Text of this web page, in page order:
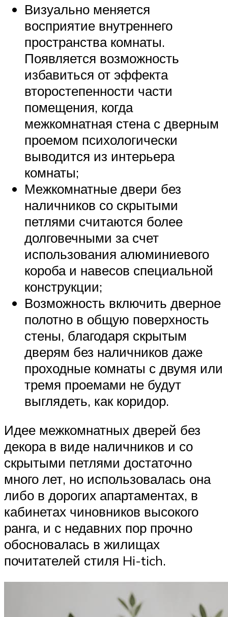
Визуально меняется
восприятие внутреннего
пространства комнаты.
Появляется возможность
избавиться от эффекта
второстепенности части
помещения, когда
межкомнатная стена с дверным
проемом психологически
выводится из интерьера
комнаты;
Межкомнатные двери без
наличников со скрытыми
петлями считаются более
долговечными за счет
использования алюминиевого
короба и навесов специальной
конструкции;
Возможность включить дверное
полотно в общую поверхность
стены, благодаря скрытым
дверям без наличников даже
проходные комнаты с двумя или
тремя проемами не будут
выглядеть, как коридор.
Идее межкомнатных дверей без
декора в виде наличников и со
скрытыми петлями достаточно
много лет, но использовалась она
либо в дорогих апартаментах, в
кабинетах чиновников высокого
ранга, и с недавних пор прочно
обосновалась в жилищах
почитателей стиля Hi-tich.